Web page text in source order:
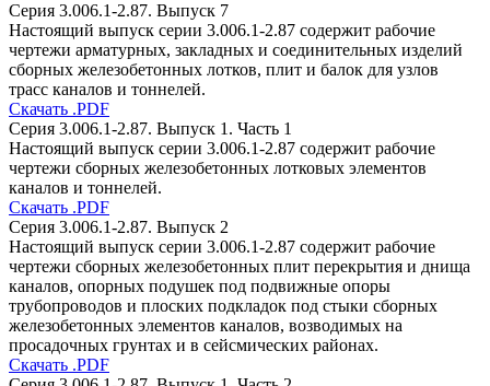
Серия 3.006.1-2.87. Выпуск 7
Настоящий выпуск серии 3.006.1-2.87 содержит рабочие
чертежи арматурных, закладных и соединительных изделий
сборных железобетонных лотков, плит и балок для узлов
трасс каналов и тоннелей.
Скачать .PDF
Серия 3.006.1-2.87. Выпуск 1. Часть 1
Настоящий выпуск серии 3.006.1-2.87 содержит рабочие
чертежи сборных железобетонных лотковых элементов
каналов и тоннелей.
Скачать .PDF
Серия 3.006.1-2.87. Выпуск 2
Настоящий выпуск серии 3.006.1-2.87 содержит рабочие
чертежи сборных железобетонных плит перекрытия и днища
каналов, опорных подушек под подвижные опоры
трубопроводов и плоских подкладок под стыки сборных
железобетонных элементов каналов, возводимых на
просадочных грунтах и в сейсмических районах.
Скачать .PDF